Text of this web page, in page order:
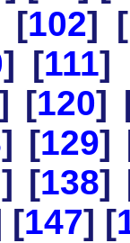
[102] [
] [111]
[120]
] [129]
] [138]
[147] [